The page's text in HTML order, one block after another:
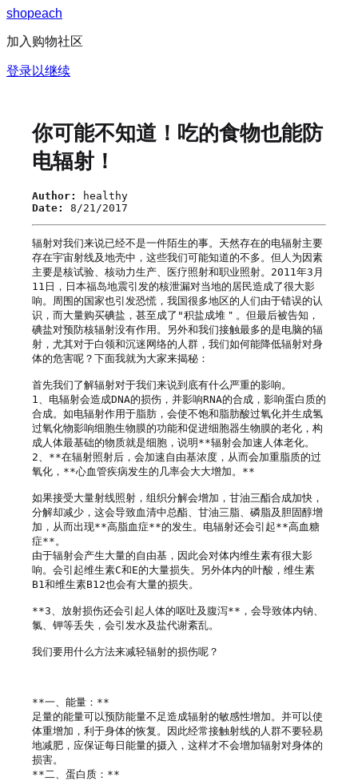
shopeach
加入购物社区
登录以继续
你可能不知道！吃的食物也能防
电辐射！
Author:
healthy
Date:
8/21/2017
辐射对我们来说已经不是一件陌生的事。天然存在的电辐射主要
存在宇宙射线及地壳中，这些我们可能知道的不多。但人为因素
主要是核试验、核动力生产、医疗照射和职业照射。2011年3月
11日，日本福岛地震引发的核泄漏对当地的居民造成了很大影
响。周围的国家也引发恐慌，我国很多地区的人们由于错误的认
识，而大量购买碘盐，甚至成了"积盐成堆＂。但最后被告知，
碘盐对预防核辐射没有作用。另外和我们接触最多的是电脑的辐
射，尤其对于白领和沉迷网络的人群，我们如何能降低辐射对身
体的危害呢？下面我就为大家来揭秘：
首先我们了解辐射对于我们来说到底有什么严重的影响。
1、电辐射会造成DNA的损伤，并影响RNA的合成，影响蛋白质的
合成。如电辐射作用于脂肪，会使不饱和脂肪酸过氧化并生成氢
过氧化物影响细胞生物膜的功能和促进细胞器生物膜的老化，构
成人体最基础的物质就是细胞，说明**辐射会加速人体老化。
2、**在辐射照射后，会加速自由基浓度，从而会加重脂质的过
氧化，**心血管疾病发生的几率会大大增加。**
如果接受大量射线照射，组织分解会增加，甘油三酯合成加快，
分解却减少，这会导致血清中总酯、甘油三脂、磷脂及胆固醇增
加，从而出现**高脂血症**的发生。电辐射还会引起**高血糖
症**。
由于辐射会产生大量的自由基，因此会对体内维生素有很大影
响。会引起维生素C和E的大量损失。另外体内的叶酸，维生素
B1和维生素B12也会有大量的损失。
**3、放射损伤还会引起人体的呕吐及腹泻**，会导致体内钠、
氯、钾等丢失，会引发水及盐代谢紊乱。
我们要用什么方法来减轻辐射的损伤呢？
**一、能量：**
足量的能量可以预防能量不足造成辐射的敏感性增加。并可以使
体重增加，利于身体的恢复。因此经常接触射线的人群不要轻易
地减肥，应保证每日能量的摄入，这样才不会增加辐射对身体的
损害。
**二、蛋白质：**